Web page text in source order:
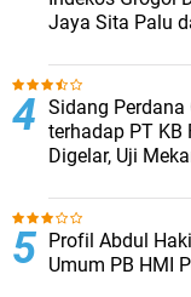
Jaya Sita Palu
Sidang Perdana
terhadap PT
Digelar, Uji
Profil Abdul
Umum PB HMI